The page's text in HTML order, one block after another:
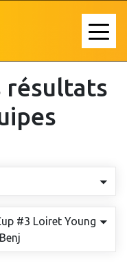
≡
résultats
#3 Loiret Young